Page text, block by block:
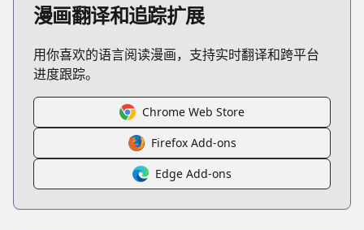
漫画翻译和追踪扩展
用你喜欢的语言阅读漫画，支持实时翻译和跨平台
进度跟踪。
Chrome Web Store
Firefox Add-ons
Edge Add-ons